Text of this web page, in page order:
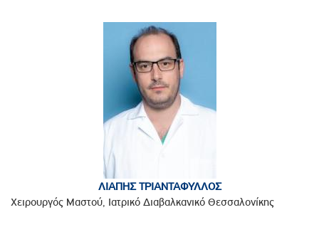
ΛΙΑΠΗΣ ΤΡΙΑΝΤΑΦΥΛΛΟΣ
Χειρουργός Μαστού, Ιατρικό Διαβαλκανικό Θεσσαλονίκης